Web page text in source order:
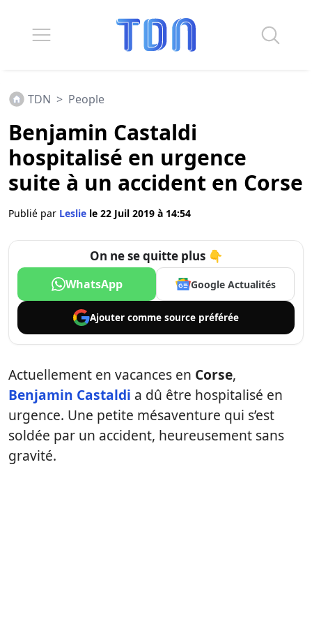
TDN > People
Benjamin Castaldi
hospitalisé en urgence
suite à un accident en Corse
Publié par Leslie le 22 Juil 2019 à 14:54
On ne se quitte plus 👇
WhatsApp Google Actualités
Ajouter comme source préférée
Actuellement en vacances en Corse,
Benjamin Castaldi a dû être hospitalisé en
urgence. Une petite mésaventure qui s’est
soldée par un accident, heureusement sans
gravité.